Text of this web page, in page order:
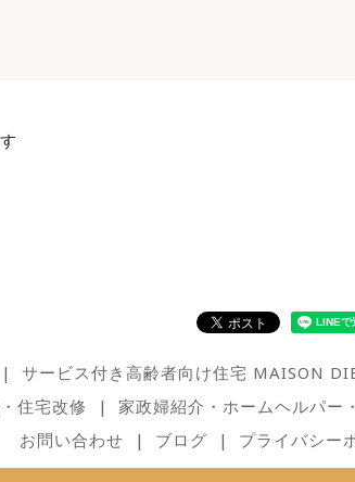
サービス付き高齢者向け住宅 MAISON
住宅改修
家政婦紹介・ホームヘルパー
お問い合わせ
ブログ プライバシー